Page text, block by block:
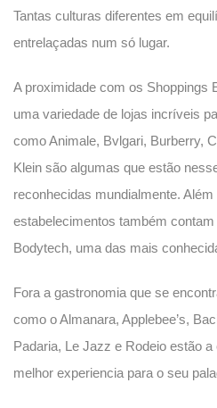
Tantas culturas diferentes em
entrelaçadas num só lugar.
A proximidade com os Shoppings
uma variedade de lojas incríveis
como Animale, Bvlgari, Burberry,
Klein são algumas que estão
reconhecidas mundialmente.
estabelecimentos também
Bodytech, uma das mais
Fora a gastronomia que se
como o Almanara, Applebee’s,
Padaria, Le Jazz e Rodeio estão
melhor experiencia para o seu